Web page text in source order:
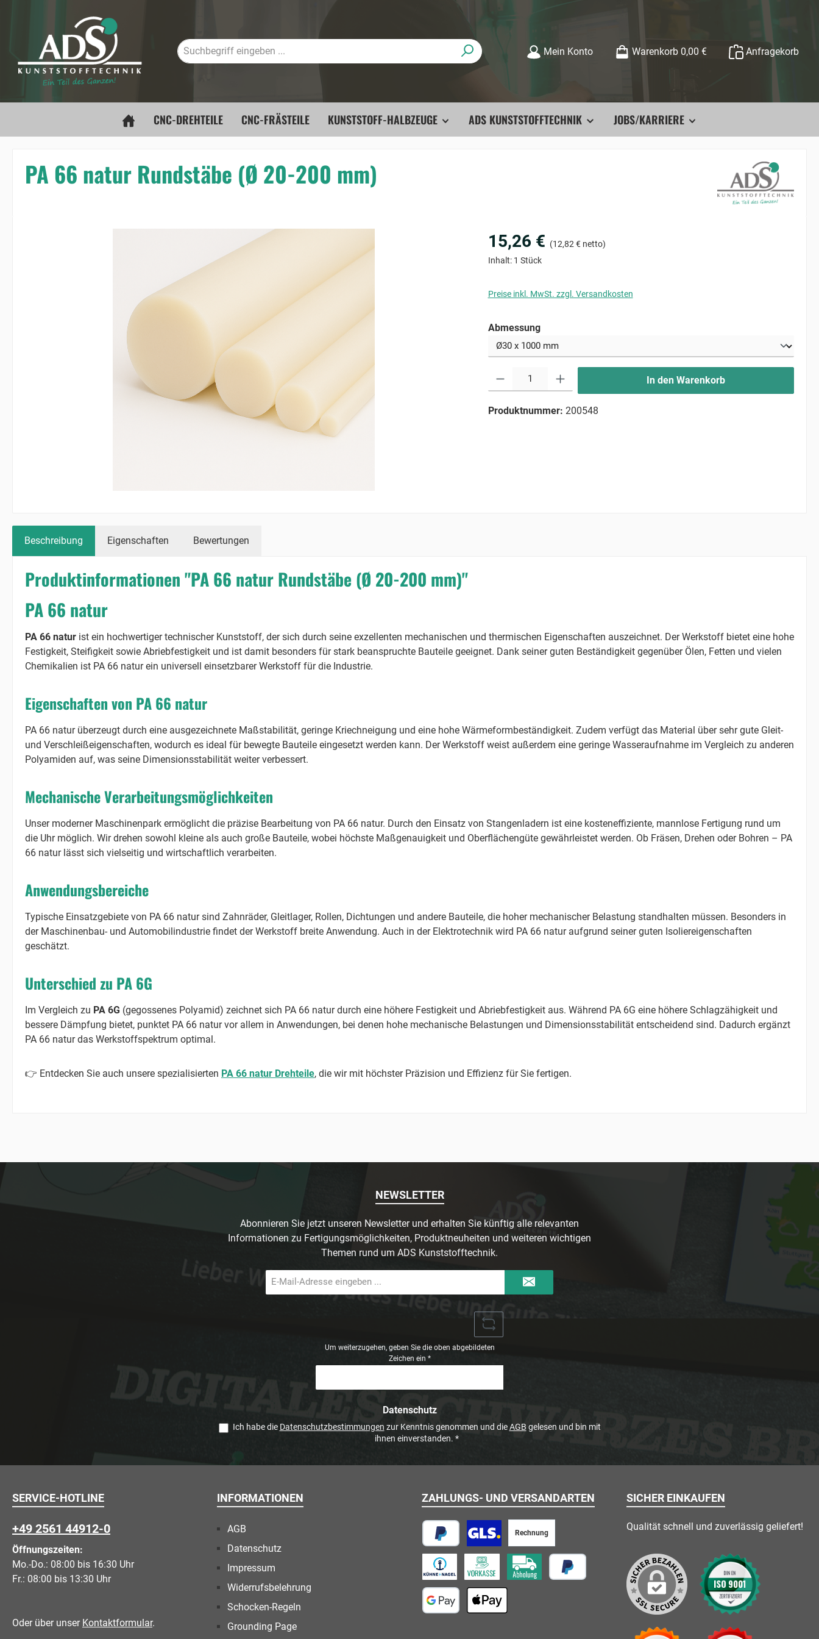
Zur Hauptnavigation springen
Mein Konto Warenkorb 0,00 € Anfragekorb
CNC-DREHTEILE CNC-FRÄSTEILE KUNSTSTOFF-HALBZEUGE ADS KUNSTSTOFFTECHNIK JOBS/KARRIERE
PA 66 natur Rundstäbe (Ø 20-200 mm)
15,26 € (12,82 € netto)
Inhalt: 1 Stück
Preise inkl. MwSt. zzgl. Versandkosten
Abmessungauswählen
In den Warenkorb
Produktnummer: 200548
Beschreibung Eigenschaften Bewertungen
Produktinformationen "PA 66 natur Rundstäbe (Ø 20-200 mm)"
PA 66 natur
PA 66 natur ist ein hochwertiger technischer Kunststoff, der sich durch seine exzellenten mechanischen und thermischen Eigenschaften auszeichnet. Der Werkstoff bietet eine hohe
Festigkeit, Steifigkeit sowie Abriebfestigkeit und ist damit besonders für stark beanspruchte Bauteile geeignet. Dank seiner guten Beständigkeit gegenüber Ölen, Fetten und vielen
Chemikalien ist PA 66 natur ein universell einsetzbarer Werkstoff für die Industrie.
Eigenschaften von PA 66 natur
PA 66 natur überzeugt durch eine ausgezeichnete Maßstabilität, geringe Kriechneigung und eine hohe Wärmeformbeständigkeit. Zudem verfügt das Material über sehr gute Gleit-
und Verschleißeigenschaften, wodurch es ideal für bewegte Bauteile eingesetzt werden kann. Der Werkstoff weist außerdem eine geringe Wasseraufnahme im Vergleich zu anderen
Polyamiden auf, was seine Dimensionsstabilität weiter verbessert.
Mechanische Verarbeitungsmöglichkeiten
Unser moderner Maschinenpark ermöglicht die präzise Bearbeitung von PA 66 natur. Durch den Einsatz von Stangenladern ist eine kosteneffiziente, mannlose Fertigung rund um
die Uhr möglich. Wir drehen sowohl kleine als auch große Bauteile, wobei höchste Maßgenauigkeit und Oberflächengüte gewährleistet werden. Ob Fräsen, Drehen oder Bohren – PA
66 natur lässt sich vielseitig und wirtschaftlich verarbeiten.
Anwendungsbereiche
Typische Einsatzgebiete von PA 66 natur sind Zahnräder, Gleitlager, Rollen, Dichtungen und andere Bauteile, die hoher mechanischer Belastung standhalten müssen. Besonders in
der Maschinenbau- und Automobilindustrie findet der Werkstoff breite Anwendung. Auch in der Elektrotechnik wird PA 66 natur aufgrund seiner guten Isoliereigenschaften
geschätzt.
Unterschied zu PA 6G
Im Vergleich zu PA 6G (gegossenes Polyamid) zeichnet sich PA 66 natur durch eine höhere Festigkeit und Abriebfestigkeit aus. Während PA 6G eine höhere Schlagzähigkeit und
bessere Dämpfung bietet, punktet PA 66 natur vor allem in Anwendungen, bei denen hohe mechanische Belastungen und Dimensionsstabilität entscheidend sind. Dadurch ergänzt
PA 66 natur das Werkstoffspektrum optimal.
👉 Entdecken Sie auch unsere spezialisierten PA 66 natur Drehteile, die wir mit höchster Präzision und Effizienz für Sie fertigen.
NEWSLETTER
Abonnieren Sie jetzt unseren Newsletter und erhalten Sie künftig alle relevanten
Informationen zu Fertigungsmöglichkeiten, Produktneuheiten und weiteren wichtigen
Themen rund um ADS Kunststofftechnik.
Mail-
Adresse
Um weiterzugehen, geben Sie die oben abgebildeten
Zeichen ein *
Datenschutz
Ich habe die Datenschutzbestimmungen zur Kenntnis genommen und dieAGB gelesen und bin mit
ihnen einverstanden. *
SERVICE-HOTLINE
+49 2561 44912-0
Öffnungszeiten:
Mo.-Do.: 08:00 bis 16:30 Uhr
Fr.: 08:00 bis 13:30 Uhr
Oder über unser Kontaktformular.
INFORMATIONEN
AGB
Datenschutz
Impressum
Widerrufsbelehrung
Schocken-Regeln
Grounding Page
ZAHLUNGS- UND VERSANDARTEN
PayPal
Rechnung
Vorkasse
Paketversand
Speditionsversand Abholung vor Ort
SICHER EINKAUFEN
Qualität schnell und zuverlässig geliefert!